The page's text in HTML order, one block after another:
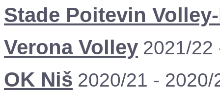
Stade Poitevin
Verona Volley 2021/22
OK Niš 2020/21 - 2020/